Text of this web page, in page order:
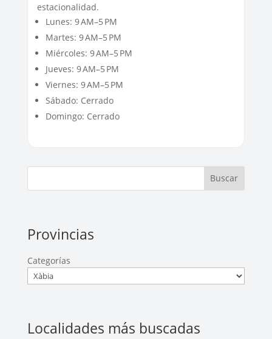
estacionalidad.
Lunes: 9 AM–5 PM
Martes: 9 AM–5 PM
Miércoles: 9 AM–5 PM
Jueves: 9 AM–5 PM
Viernes: 9 AM–5 PM
Sábado: Cerrado
Domingo: Cerrado
Buscar
Provincias
Categorías
Localidades más buscadas